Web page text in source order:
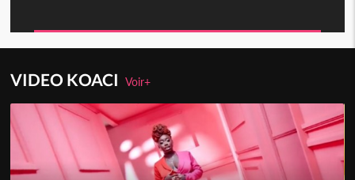
VIDEO KOACIVoir+